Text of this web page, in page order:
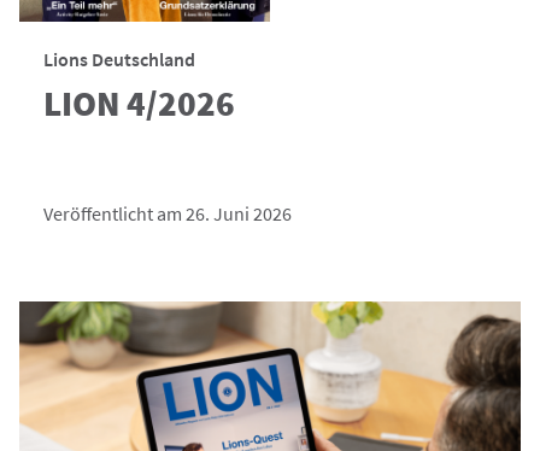
Lions Deutschland
LION 4/2026
Veröffentlicht am 26. Juni 2026